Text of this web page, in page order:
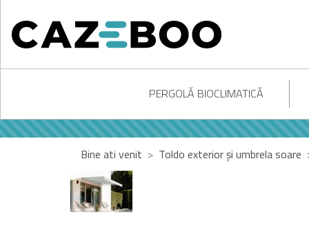
PERGOLĂ BIOCLIMATICĂ
Bine ati venit Toldo exterior și umbrela soare